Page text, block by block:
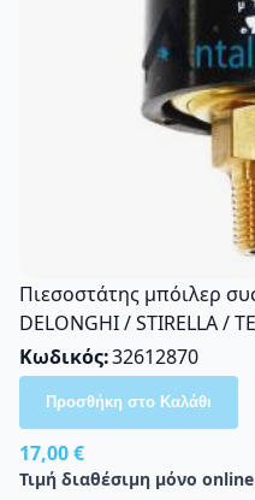
Πιεσοστάτης μπόιλερ
DELONGHI / STIRELLA /
Χρήσης
Κωδικός 32612870
17,00 €
Τιμή διαθέσιμη μόνο online
Προσθήκη στο Καλάθι